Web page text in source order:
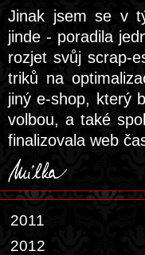
Jinak jsem se v
jinde - poradila
rozjet svůj scrap-
triků na
jiný e-shop, který
volbou, a také
finalizovala web
2011
2012